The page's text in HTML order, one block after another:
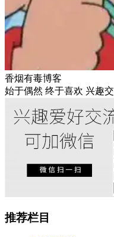
香烟有毒博客
始于偶然 终于喜欢 兴趣
推荐栏目